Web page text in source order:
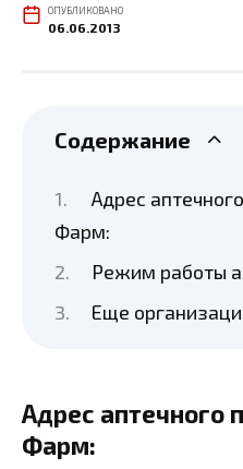
ОПУБЛИКОВАНО
06.06.2013
Содержание
Адрес
Фарм:
Режим работы
Еще
Адрес аптечного
Фарм: